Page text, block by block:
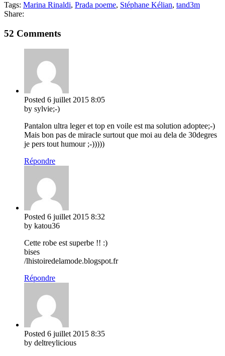
Tags: Marina Rinaldi, Prada poeme, Stéphane Kélian, tand3m
Share:
52 Comments
Posted 6 juillet 2015 8:05
by sylvie;-)
Pantalon ultra leger et top en voile est ma solution adoptee;-)
Mais bon pas de miracle surtout que moi au dela de 30degres
je pers tout humour ;-)))))
Répondre
Posted 6 juillet 2015 8:32
by katou36
Cette robe est superbe !! :)
bises
/lhistoiredelamode.blogspot.fr
Répondre
Posted 6 juillet 2015 8:35
by deltreylicious